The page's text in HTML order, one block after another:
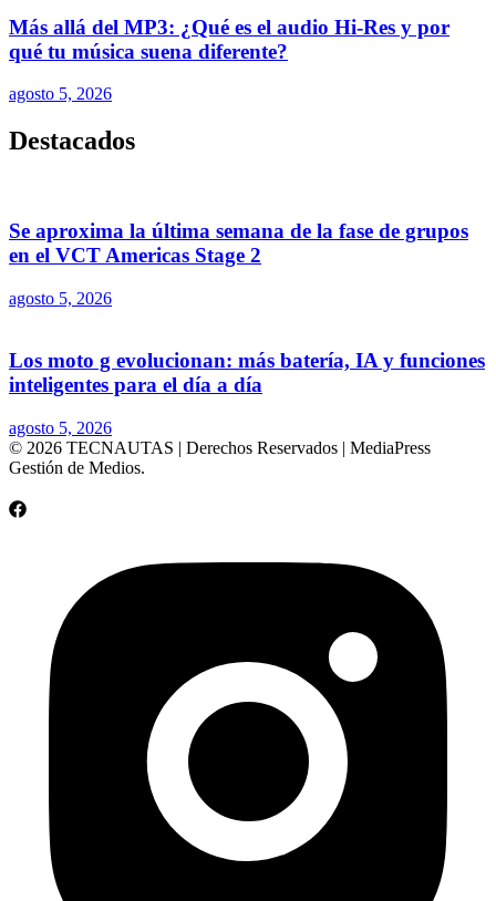
Más allá del MP3: ¿Qué es el audio Hi-Res y por
qué tu música suena diferente?
agosto 5, 2026
Destacados
Se aproxima la última semana de la fase de grupos
en el VCT Americas Stage 2
agosto 5, 2026
Los moto g evolucionan: más batería, IA y funciones
inteligentes para el día a día
agosto 5, 2026
© 2026 TECNAUTAS | Derechos Reservados | MediaPress
Gestión de Medios.